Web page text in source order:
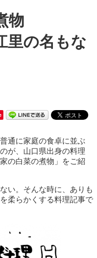
物
里の名もな
通に家庭の食卓に並ぶ
が、山口県出身の料理
の白菜の煮物」をご紹
い。そんな時に、ありも
柔らかくする料理記事で